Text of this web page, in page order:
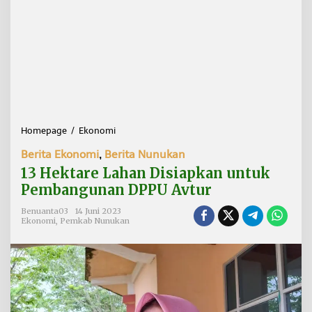
Homepage / Ekonomi
H
e
k
t
r
L
a
n
D
Berita Ekonomi, Berita Nunukan
13 Hektare Lahan Disiapkan untuk
Pembangunan DPPU Avtur
Benuanta03
14 Juni 2023
Ekonomi Pemkab Nunukan